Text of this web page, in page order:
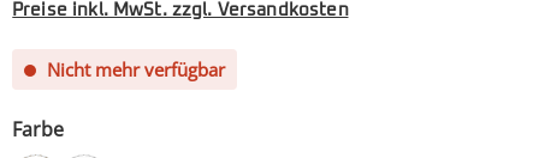
Preise inkl. MwSt. zzgl. Versandkosten
Nicht mehr verfügbar
Farbeauswählen